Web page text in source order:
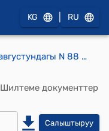
KG RU
КР 2018-жылдын 6-августундагы N 88 "Террористтик ишти финансылоого жана кылмыштуу кирешелерди легалдаштырууга (адалдоого) каршы аракеттенүү маселелери боюнча айрым мыйзам актыларына өзгөртүүлөрдү киргизүү жөнүндө" МЫЙЗАМЫ
Шилтеме документтер
Салыштыруу